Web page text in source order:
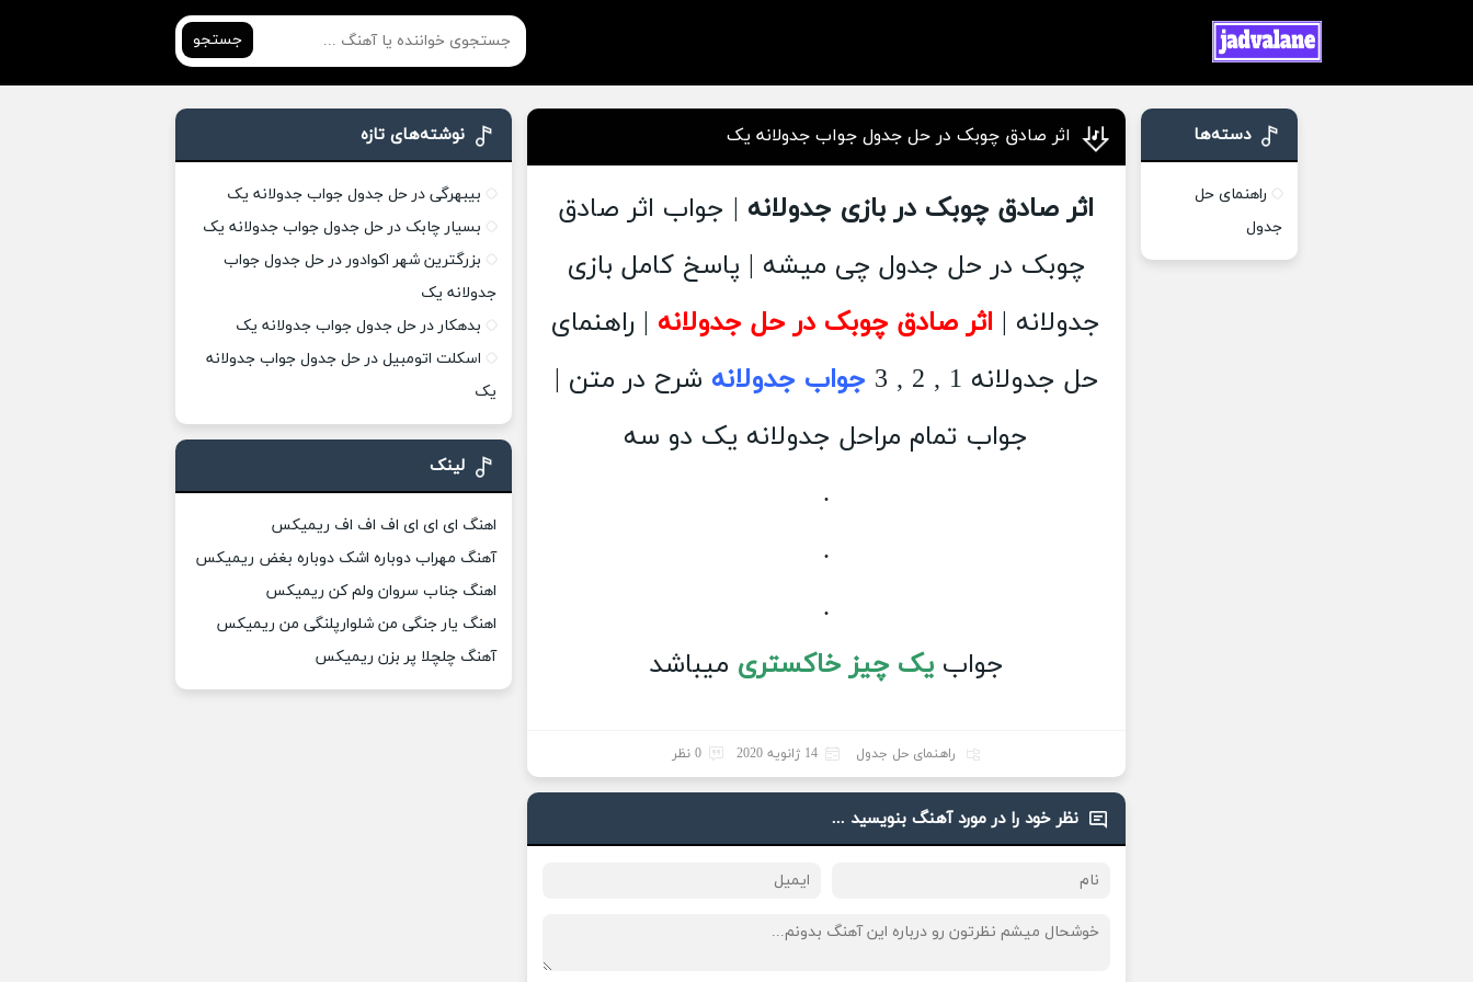
جستجو
اثر صادق چوبک در حل جدول جواب جدولانه یک
اثر صادق چوبک در بازی جدولانه | جواب اثر صادق
چوبک در حل جدول چی میشه | پاسخ کامل بازی
جدولانه | اثر صادق چوبک در حل جدولانه | راهنمای
حل جدولانه 1 , 2 , 3
جواب جدولانه شرح در متن |
جواب تمام مراحل جدولانه یک دو سه
.
.
.
جوابیک چیز خاکستری میباشد
راهنمای حل جدول 14 ژانویه 2020 0 نظر
نظر خود را در مورد آهنگ بنویسید ...
دسته‌ها
راهنمای حل
جدول
نوشته‌های تازه
بیبهرگی در حل جدول جواب جدولانه یک
بسیار چابک در حل جدول جواب جدولانه یک
بزرگترین شهر اکوادور در حل جدول جواب
جدولانه یک
بدهکار در حل جدول جواب جدولانه یک
اسکلت اتومبیل در حل جدول جواب جدولانه
یک
لینک
اهنگ ای ای ای اف اف اف ریمیکس
آهنگ مهراب دوباره اشک دوباره بغض ریمیکس
اهنگ جناب سروان ولم کن ریمیکس
اهنگ یار جنگی من شلوارپلنگی من ریمیکس
آهنگ چلچلا پر بزن ریمیکس